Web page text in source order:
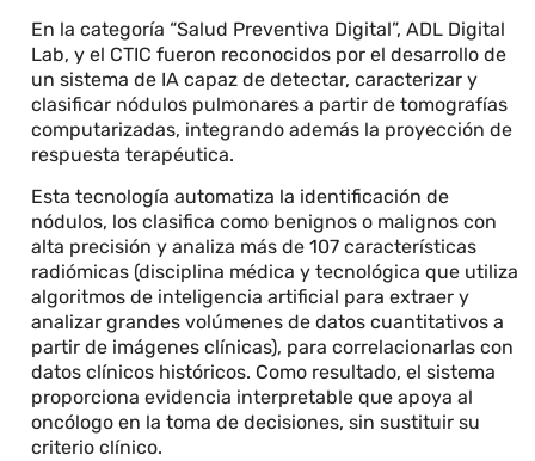
En la categoría “Salud Preventiva Digital”, ADL Digital
Lab, y el CTIC fueron reconocidos por el desarrollo de
un sistema de IA capaz de detectar, caracterizar y
clasificar nódulos pulmonares a partir de tomografías
computarizadas, integrando además la proyección de
respuesta terapéutica.
Esta tecnología automatiza la identificación de
nódulos, los clasifica como benignos o malignos con
alta precisión y analiza más de 107 características
radiómicas (disciplina médica y tecnológica que utiliza
algoritmos de inteligencia artificial para extraer y
analizar grandes volúmenes de datos cuantitativos a
partir de imágenes clínicas), para correlacionarlas con
datos clínicos históricos. Como resultado, el sistema
proporciona evidencia interpretable que apoya al
oncólogo en la toma de decisiones, sin sustituir su
criterio clínico.